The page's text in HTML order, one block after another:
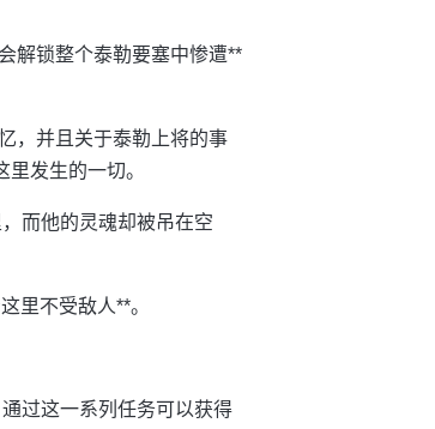
解锁整个泰勒要塞中惨遭**
，并且关于泰勒上将的事
发生的一切。
而他的灵魂却被吊在空
里不受敌人**。
过这一系列任务可以获得